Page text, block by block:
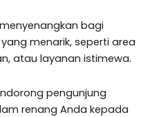
bagi
menarik, seperti area
atau layanan istimewa.
pengunjung
renang Anda kepada